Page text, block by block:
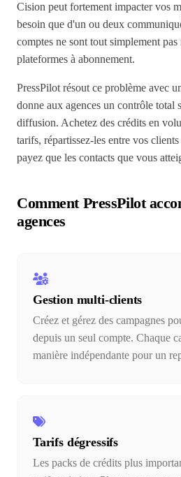
Cision peut fortement impacter vos
besoin que d'un ou deux
comptes ne sont tout simplement pas
plateformes à abonnement.
PressPilot résout ce problème avec
donne aux agences un contrôle total
diffusion. Achetez des crédits en
tarifs, répartissez-les entre vos
payez que les contacts que vous
Comment PressPilot
agences
Gestion multi-clients
Créez et gérez des campagnes
depuis un seul compte. Chaque
manière indépendante pour un
Tarifs dégressifs
Les packs de crédits plus